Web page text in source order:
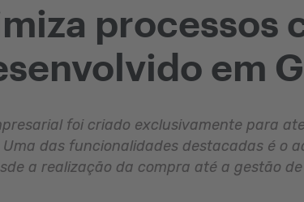
processos
em
foi criado exclusivamente para
das funcionalidades destacadas é o
a realização da compra até a gestão